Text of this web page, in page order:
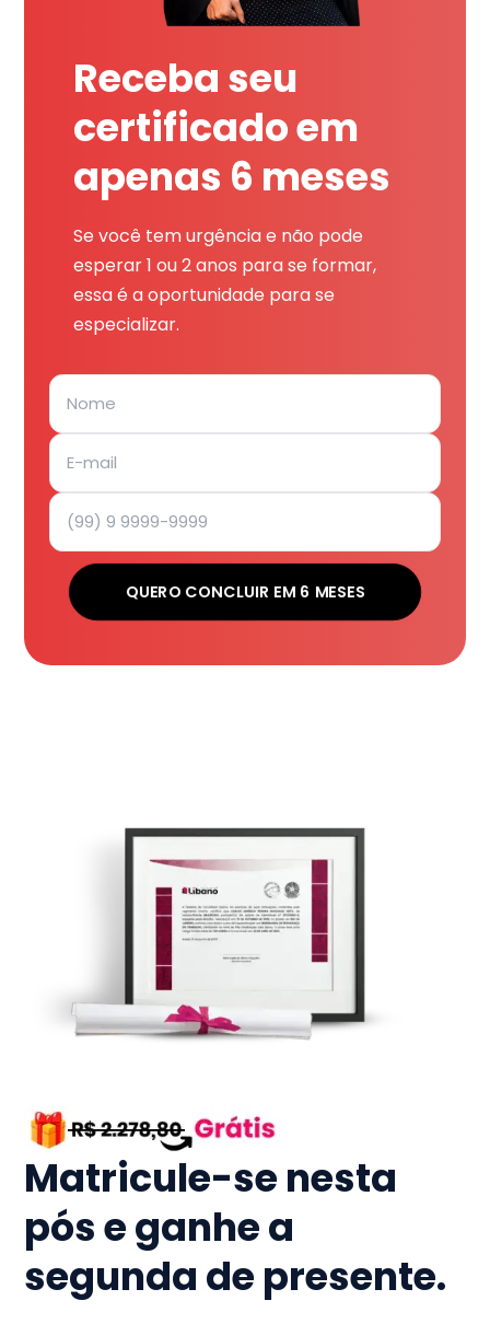
Receba seu
certificado em
apenas 6 meses
Se você tem urgência e não pode
esperar 1 ou 2 anos para se formar,
essa é a oportunidade para se
especializar.
QUERO CONCLUIR EM 6 MESES
Matricule-se nesta
pós e ganhe a
segunda de presente.